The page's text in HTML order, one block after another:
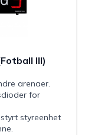
III)
arenaer.
for
styreenhet